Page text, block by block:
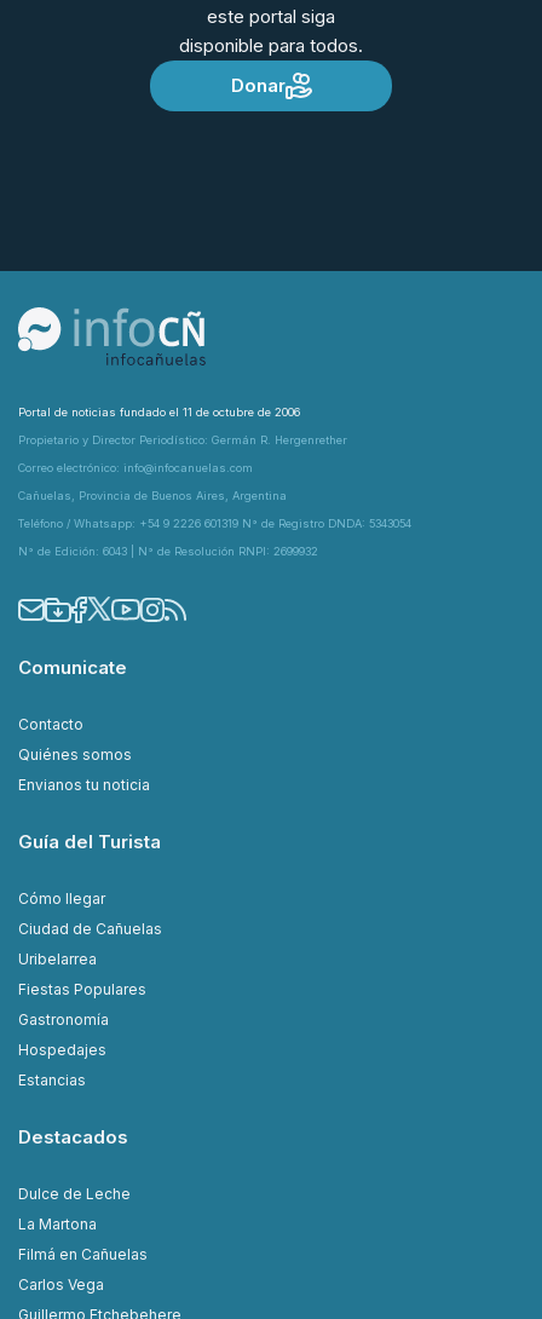
este portal siga
disponible para todos.
Donar
Portal de noticias fundado el 11 de octubre de 2006
Propietario y Director Periodístico: Germán R. Hergenrether
Correo electrónico: info@infocanuelas.com
Cañuelas, Provincia de Buenos Aires, Argentina
Teléfono / Whatsapp: +54 9 2226 601319 N° de Registro DNDA: 5343054
N° de Edición: 6043 | N° de Resolución RNPI: 2699932
Comunicate
Contacto
Quiénes somos
Envianos tu noticia
Guía del Turista
Cómo llegar
Ciudad de Cañuelas
Uribelarrea
Fiestas Populares
Gastronomía
Hospedajes
Estancias
Destacados
Dulce de Leche
La Martona
Filmá en Cañuelas
Carlos Vega
Guillermo Etchebehere